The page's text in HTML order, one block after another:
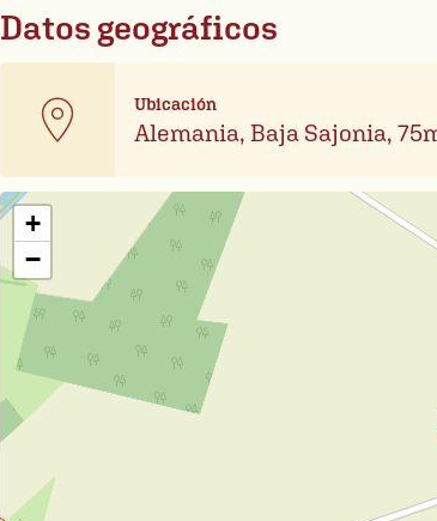
Datos geográficos
Ubicación
Alemania, Baja Sajonia,
+
−